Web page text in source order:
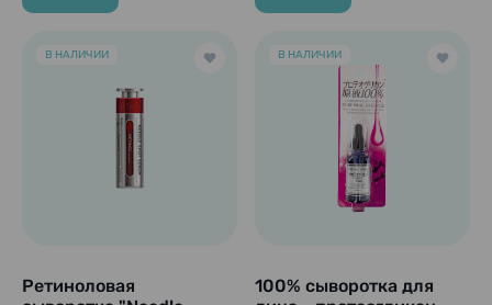
В НАЛИЧИИ
Ретиноловая
В НАЛИЧИИ
100% сыворотка для